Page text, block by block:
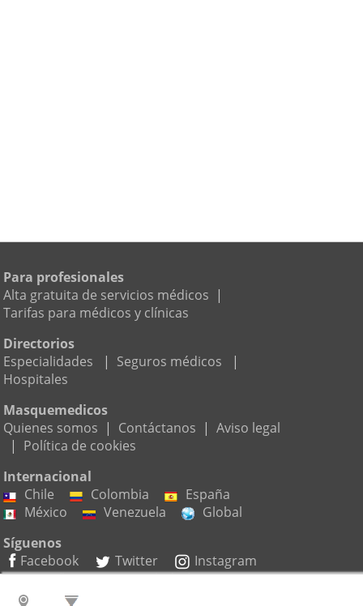
Para profesionales
Alta gratuita de servicios médicos |
Tarifas para médicos y clínicas
Directorios
Especialidades
| Seguros médicos
|
Hospitales
Masquemedicos
Quienes somos | Contáctanos | Aviso legal
| Política de cookies
Internacional
Chile
Colombia
España
México
Venezuela
Global
Síguenos
Facebook
Twitter
Instagram
Suscríbete a nuestro boletín